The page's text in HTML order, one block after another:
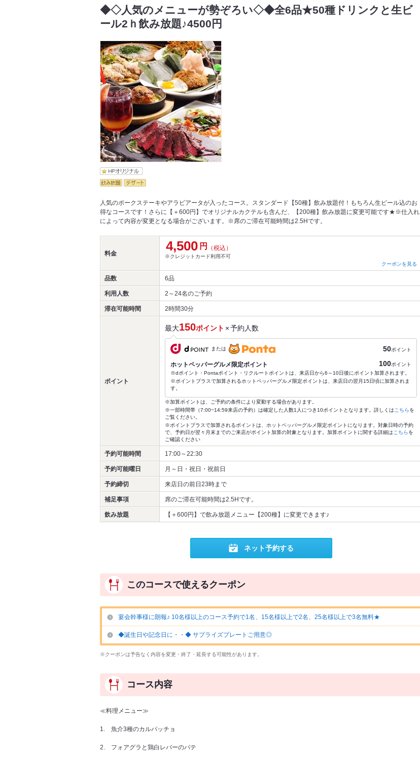
◆◇人気のメニューが勢ぞろい◇◆全6品★50種ドリンクと生ビ
ール2ｈ飲み放題♪4500円
人気のポークステーキやアラビアータが入ったコース。スタンダード【50種】飲み放題付！もちろん生ビール込のお
得なコースです！さらに【＋600円】でオリジナルカクテルも含んだ、【200種】飲み放題に変更可能です★※仕入れ
によって内容が変更となる場合がございます。※席のご滞在可能時間は2.5Hです。
料金 4,500 円 （税込）
※クレジットカード利用不可
クーポンを見る
品数 6品
利用人数 2～24名のご予約
滞在可能時間 2時間30分
ポイント
最大150ポイント ×予約人数
または 50ポイント
ホットペッパーグルメ限定ポイント 100ポイント
※dポイント・Pontaポイント・リクルートポイントは、来店日から6～10日後にポイント加算されます。
※ポイントプラスで加算されるホットペッパーグルメ限定ポイントは、来店日の翌月15日頃に加算されま
す。
※加算ポイントは、ご予約の条件により変動する場合があります。
※一部時間帯（7:00~14:59来店の予約）は確定した人数1人につき10ポイントとなります。詳しくは こちらを
ご覧ください。
※ポイントプラスで加算されるポイントは、ホットペッパーグルメ限定ポイントになります。対象日時の予約
で、予約日が翌々月末までのご来店がポイント加算の対象となります。加算ポイントに関する詳細は こちらを
ご確認ください
予約可能時間 17:00～22:30
予約可能曜日 月～日・祝日・祝前日
予約締切 来店日の前日23時まで
補足事項 席のご滞在可能時間は2.5Hです。
飲み放題 【＋600円】で飲み放題メニュー【200種】に変更できます♪
ネット予約する
このコースで使えるクーポン
宴会幹事様に朗報♪ 10名様以上のコース予約で1名、15名様以上で2名、25名様以上で3名無料★
◆誕生日や記念日に・・◆ サプライズプレートご用意◎
※クーポンは予告なく内容を変更・終了・延長する可能性があります。
コース内容
≪料理メニュー≫
1. 魚介3種のカルパッチョ
2. フォアグラと鶏白レバーのパテ